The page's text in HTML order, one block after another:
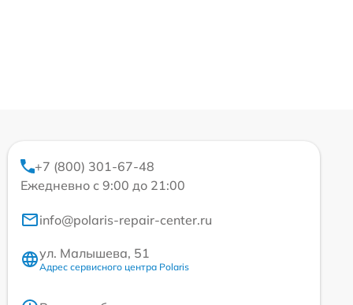
+7 (800) 301-67-48
Ежедневно с 9:00 до 21:00
info@polaris-repair-center.ru
ул. Малышева, 51
Адрес сервисного центра Polaris